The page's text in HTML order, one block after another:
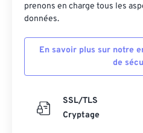
prenons en charge tous les
données.
En savoir plus sur notre
de
SSL/TLS
Cryptage